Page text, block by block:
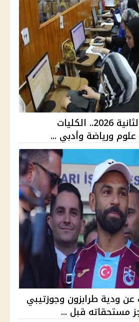
تنسيق المرحلة الثانية 2026.. الكليات
ورياضة وأدبي ...
ودية طرابزون وجوزتيبي
مستحقاته قبل ...